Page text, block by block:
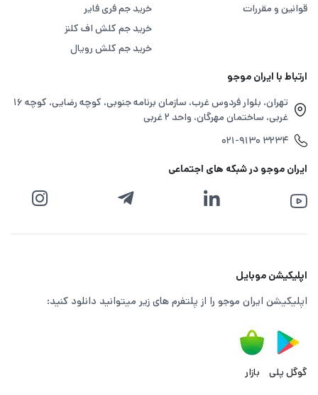
قوانین و مقررات
خرید جم فری فایر
خرید جم کلش اف کلنز
خرید جم کلش رویال
ارتباط با ایران موجو
تهران، بلوار فردوس غرب، سازمان برنامه جنوبی، کوچه رضایی، کوچه ۱۶
غربی، ساختمان مهرگان، واحد ۲ غربی
۰۲۱-۹۱۳۰ ۳۲۳۴
ایران موجو در شبکه های اجتماعی
اپلیکیشن موبایل
اپلیکیشن ایران موجو را از پلتفرم های زیر میتوانید دانلود کنید:
گوگل پلی بازار